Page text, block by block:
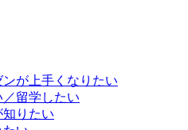
が上手くなりたい
留学したい
知りたい